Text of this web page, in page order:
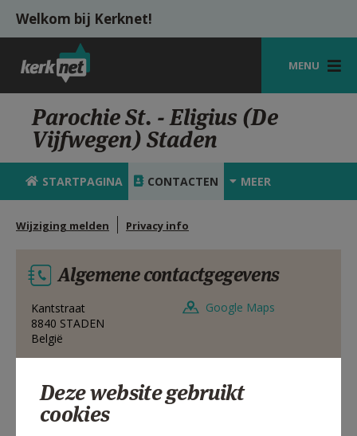
Overslaan en naar de inhoud gaan
Welkom bij Kerknet!
MENU
STARTPAGINA
KERK
VIERINGEN
HULP
MIJN PAROCHIE
AANMELDEN OF REGISTREREN
Parochie St. - Eligius (De
Vijfwegen) Staden
STARTPAGINA CONTACTEN MEER
Wijziging melden Privacy info
Algemene contactgegevens
Kantstraat
8840 STADEN
België
Google Maps
Kantstraat, 8840 STADEN
Deze website gebruikt
cookies